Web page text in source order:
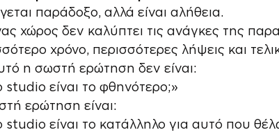
παράδοξο, αλλά είναι αλήθεια.
χώρος δεν καλύπτει τις ανάγκες της
χρόνο, περισσότερες λήψεις και
η σωστή ερώτηση δεν είναι:
studio είναι το φθηνότερο;»
ερώτηση είναι:
studio είναι το κατάλληλο για αυτό που